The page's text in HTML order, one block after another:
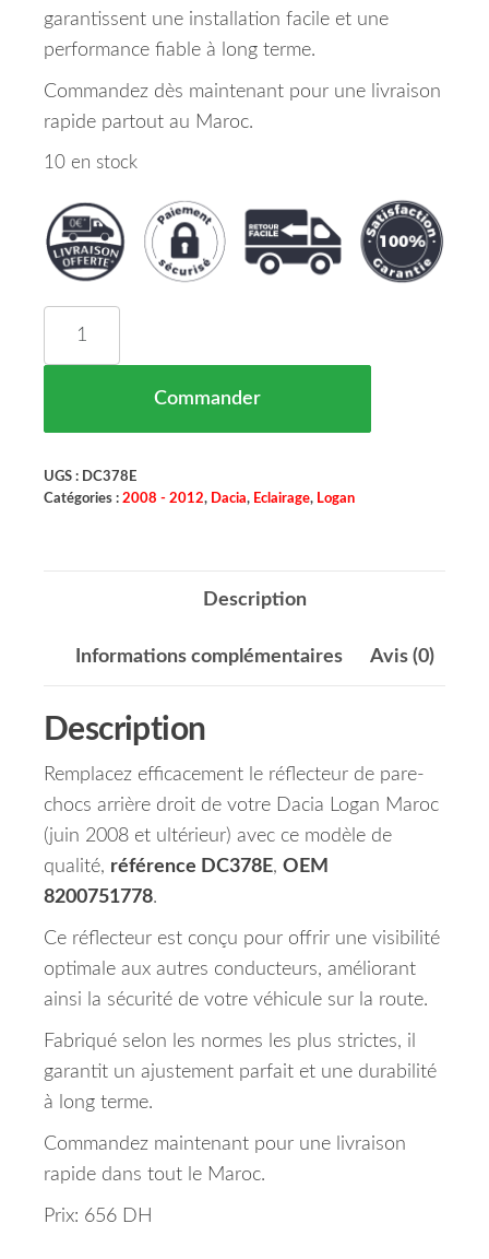
garantissent une installation facile et une
performance fiable à long terme.
Commandez dès maintenant pour une livraison
rapide partout au Maroc.
10 en stock
Commander
UGS : DC378E
Catégories : 2008 - 2012, Dacia, Eclairage, Logan
Description
Informations complémentaires Avis (0)
Description
Remplacez efficacement le réflecteur de pare-
chocs arrière droit de votre Dacia Logan Maroc
(juin 2008 et ultérieur) avec ce modèle de
qualité, référence DC378E, OEM
8200751778.
Ce réflecteur est conçu pour offrir une visibilité
optimale aux autres conducteurs, améliorant
ainsi la sécurité de votre véhicule sur la route.
Fabriqué selon les normes les plus strictes, il
garantit un ajustement parfait et une durabilité
à long terme.
Commandez maintenant pour une livraison
rapide dans tout le Maroc.
Prix: 656 DH